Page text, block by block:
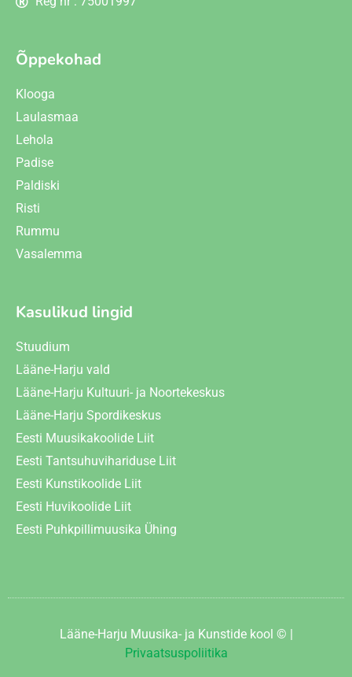
Õppekohad
Klooga
Laulasmaa
Lehola
Padise
Paldiski
Risti
Rummu
Vasalemma
Kasulikud lingid
Stuudium
Lääne-Harju vald
Lääne-Harju Kultuuri- ja Noortekeskus
Lääne-Harju Spordikeskus
Eesti Muusikakoolide Liit
Eesti Tantsuhuvihariduse Liit
Eesti Kunstikoolide Liit
Eesti Huvikoolide Liit
Eesti Puhkpillimuusika Ühing
Lääne-Harju Muusika- ja Kunstide kool © |
Privaatsuspoliitika